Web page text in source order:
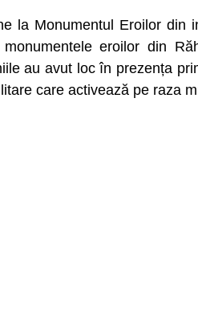
la Monumentul Eroilor din
eroilor din
au avut loc în prezența
care activează pe raza